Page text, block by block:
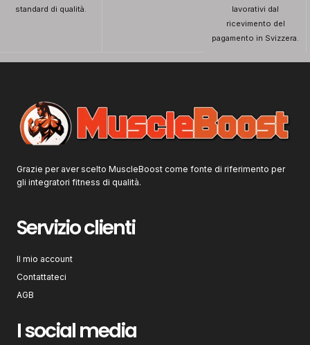
standard di qualità.
lavorativi dal
ricevimento del
pagamento in Svizzera.
Grazie per aver scelto MuscleBoost come fonte di riferimento per
gli integratori fitness di qualità.
Servizio clienti
Il mio account
Contattateci
AGB
I social media